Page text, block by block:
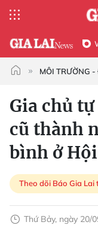
MÔI TRƯỜNG
Gia chủ
cũ thành
bình ở
Theo dõi Báo Gia Lai
Thứ Bảy, ngày 20/